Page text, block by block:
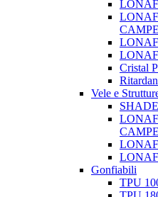
Cristal
Vele e
Gonfiabili
TPU